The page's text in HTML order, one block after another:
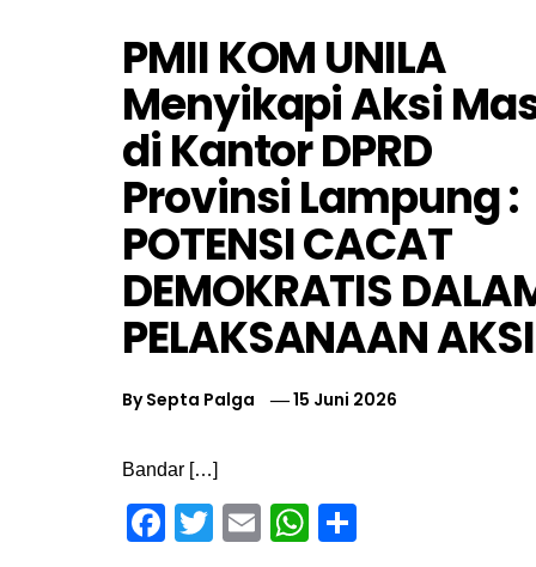
PMII KOM UNILA
Menyikapi Aksi
di Kantor DPRD
Provinsi Lampung :
POTENSI CACAT
DEMOKRATIS
PELAKSANAAN AKSI
BySepta Palga 15 Juni 2026
Bandar […]
Facebook
TwitterEmailWhatsApp